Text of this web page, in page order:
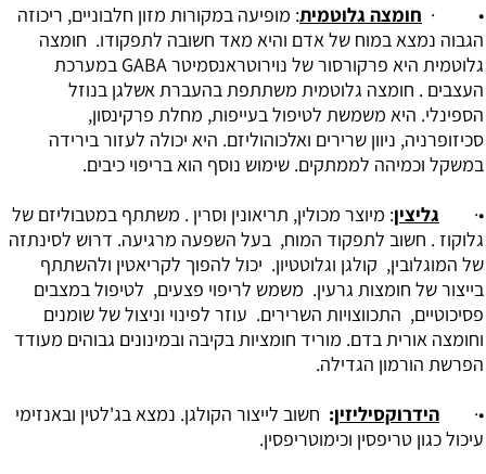
• · חומצה גלוטמית: מופיעה במקורות מזון חלבוניים, ריכוזה
הגבוה נמצא במוח של אדם והיא מאד חשובה לתפקודו. חומצה
גלוטמית היא פרקורסור של נוירוטראנסמיטר GABA ‏במערכת
העצבים . חומצה גלוטמית משתתפת בהעברת אשלגן בנוזל
הספינלי. היא משמשת לטיפול בעייפות, מחלת פרקינסון,
סכיזופרניה, ניוון שרירים ואלכוהוליזם. היא יכולה לעזור בירידה
במשקל וכמיהה לממתקים. שימוש נוסף הוא בריפוי כיבים.
•· גליצין: מיוצר מכולין, תריאונין וסרין . משתתף במטבוליזם של
גלוקוז . חשוב לתפקוד המוח, בעל השפעה מרגיעה. דרוש לסינתזה
של המוגלובין, קולגן וגלוטטיון. יכול להפוך לקריאטין ולהשתתף
בייצור של חומצות גרעין. משמש לריפוי פצעים, לטיפול במצבים
פסיכוטיים, התכווצויות השרירים. עוזר לפינוי וניצול של שומנים
וחומצה אורית בדם. מוריד חומציות בקיבה ובמינונים גבוהים מעודד
הפרשת הורמון הגדילה.
•· הידרוקסיליזין: חשוב לייצור הקולגן. נמצא בג'לטין ובאנזימי
עיכול כגון טריפסין וכימוטריפסין.